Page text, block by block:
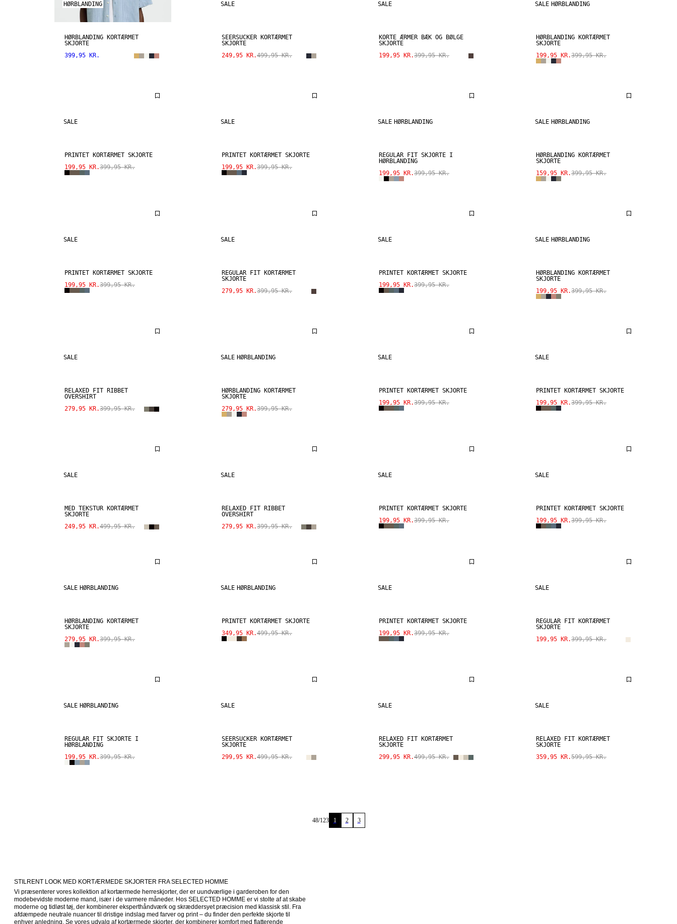
HØRBLANDING
HØRBLANDING KORTÆRMET
SKJORTE
399,95 KR.
SALE
SEERSUCKER KORTÆRMET
SKJORTE
249,95 KR.499,95 KR.
SALE
KORTE ÆRMER BÆK OG BØLGE
SKJORTE
199,95 KR.399,95 KR.
SALE HØRBLANDING
HØRBLANDING KORTÆRMET
SKJORTE
199,95 KR.399,95 KR.
SALE
PRINTET KORTÆRMET SKJORTE
199,95 KR.399,95 KR.
SALE
PRINTET KORTÆRMET SKJORTE
199,95 KR.399,95 KR.
SALE HØRBLANDING
REGULAR FIT SKJORTE I
HØRBLANDING
199,95 KR.399,95 KR.
SALE HØRBLANDING
HØRBLANDING KORTÆRMET
SKJORTE
159,95 KR.399,95 KR.
SALE
PRINTET KORTÆRMET SKJORTE
199,95 KR.399,95 KR.
SALE
REGULAR FIT KORTÆRMET
SKJORTE
279,95 KR.399,95 KR.
SALE
PRINTET KORTÆRMET SKJORTE
199,95 KR.399,95 KR.
SALE HØRBLANDING
HØRBLANDING KORTÆRMET
SKJORTE
199,95 KR.399,95 KR.
SALE
RELAXED FIT RIBBET
OVERSHIRT
279,95 KR.399,95 KR.
SALE HØRBLANDING
HØRBLANDING KORTÆRMET
SKJORTE
279,95 KR.399,95 KR.
SALE
PRINTET KORTÆRMET SKJORTE
199,95 KR.399,95 KR.
SALE
PRINTET KORTÆRMET SKJORTE
199,95 KR.399,95 KR.
SALE
MED TEKSTUR KORTÆRMET
SKJORTE
249,95 KR.499,95 KR.
SALE
RELAXED FIT RIBBET
OVERSHIRT
279,95 KR.399,95 KR.
SALE
PRINTET KORTÆRMET SKJORTE
199,95 KR.399,95 KR.
SALE
PRINTET KORTÆRMET SKJORTE
199,95 KR.399,95 KR.
SALE HØRBLANDING
HØRBLANDING KORTÆRMET
SKJORTE
279,95 KR.399,95 KR.
SALE HØRBLANDING
PRINTET KORTÆRMET SKJORTE
349,95 KR.499,95 KR.
SALE
PRINTET KORTÆRMET SKJORTE
199,95 KR.399,95 KR.
SALE
REGULAR FIT KORTÆRMET
SKJORTE
199,95 KR.399,95 KR.
SALE HØRBLANDING
REGULAR FIT SKJORTE I
HØRBLANDING
199,95 KR.399,95 KR.
SALE
SEERSUCKER KORTÆRMET
SKJORTE
299,95 KR.499,95 KR.
SALE
RELAXED FIT KORTÆRMET
SKJORTE
299,95 KR.499,95 KR.
SALE
RELAXED FIT KORTÆRMET
SKJORTE
359,95 KR.599,95 KR.
48/123 1 2 3
STILRENT LOOK MED KORTÆRMEDE SKJORTER FRA SELECTED HOMME
Vi præsenterer vores kollektion af kortærmede herreskjorter, der er uundværlige i garderoben for den
modebevidste moderne mand, især i de varmere måneder. Hos SELECTED HOMME er vi stolte af at skabe
moderne og tidløst tøj, der kombinerer eksperthåndværk og skræddersyet præcision med klassisk stil. Fra
afdæmpede neutrale nuancer til dristige indslag med farver og print – du finder den perfekte skjorte til
enhver anledning. Se vores udvalg af kortærmede skjorter, der kombinerer komfort med flatterende